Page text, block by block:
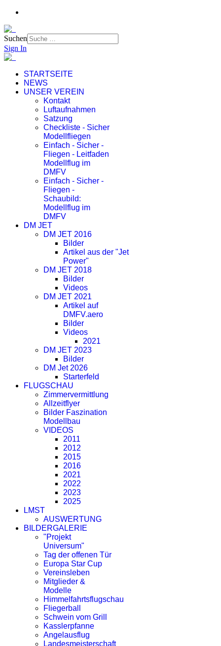
Suchen
Sign In
STARTSEITE
NEWS
UNSER VEREIN
Kontakt
Luftaufnahmen
Satzung
Checkliste - Sicher
Modellfliegen
Einfach - Sicher -
Fliegen - Leitfaden
Modellflug im
DMFV
Einfach - Sicher -
Fliegen -
Schaubild:
Modellflug im
DMFV
DM JET
DM JET 2016
Bilder
Artikel aus der "Jet
Power"
DM JET 2018
Bilder
Videos
DM JET 2021
Artikel auf
DMFV.aero
Bilder
Videos
2021
DM JET 2023
Bilder
DM Jet 2026
Starterfeld
FLUGSCHAU
Zimmervermittlung
Allzeitflyer
Bilder Faszination
Modellbau
VIDEOS
2011
2012
2015
2016
2021
2022
2023
2025
LMST
AUSWERTUNG
BILDERGALERIE
"Projekt
Universum"
Tag der offenen Tür
Europa Star Cup
Vereinsleben
Mitglieder &
Modelle
Himmelfahrtsflugschau
Fliegerball
Schwein vom Grill
Kasslerpfanne
Angelausflug
Landesmeisterschaft